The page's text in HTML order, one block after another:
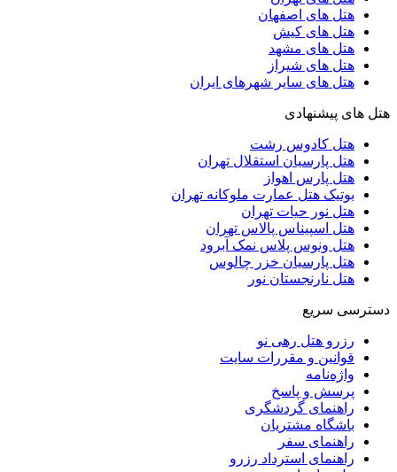
هتل های اصفهان
هتل های کیش
هتل های مشهد
هتل های شیراز
هتل های سایر شهرهای ایران
هتل های پیشنهادی
هتل کادوس رشت
هتل پارسیان استقلال تهران
هتل پارس اهواز
بوتیک هتل عمارت ملوکانه تهران
هتل نور حیات تهران
هتل اسپیناس پالاس تهران
هتل ونوس پلاس نمک آبرود
هتل پارسیان خزر چالوس
هتل نارنجستان نور
دسترسی سریع
رزرو هتل رهی نو
قوانین و مقررات سایت
واژه‌نامه
پرسش و پاسخ
راهنمای گردشگری
باشگاه مشتریان
راهنمای سفر
راهنمای استرداد رزرو